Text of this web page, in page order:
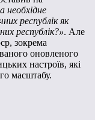
необхідне
республік як
республік?». Але
зокрема
оновленого
настроїв, які
масштабу.